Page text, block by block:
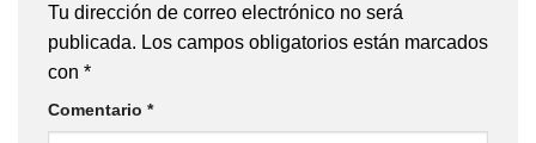
Tu dirección de correo electrónico no será
publicada. Los campos obligatorios están marcados
con *
Comentario *